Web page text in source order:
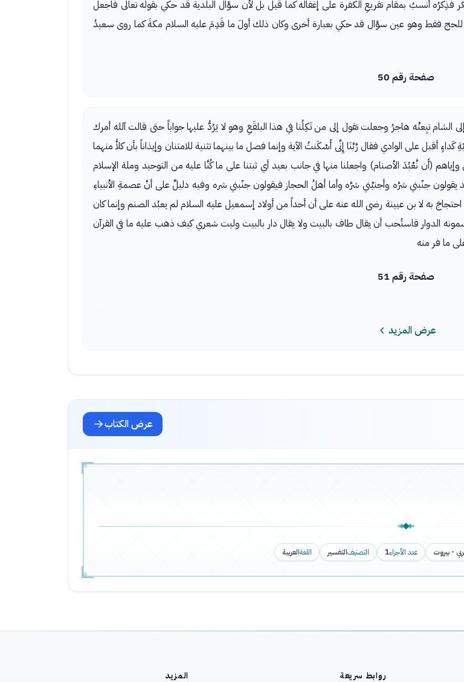
أنسبُ بمقام تقريعِ الكفرة على إغفاله كما قيل بل لأن سؤال البلدية قد حكي بقوله تعالى فاجعل
للحج فقط وهو عين سؤال قد حكي بعبارة أخرى وكان ذلك أولَ ما قَدِمَ عليه السلام مكةَ كما روى سعيدُ
صفحة رقم 50
إلى الشام تبِعتْه هاجرُ وجعلت تقول إلى من تَكِلُنا في هذا البلقَعِ وهو لا يَرُدُّ عليها جواباً حتى قالت آلله أمرك
على الوادي فقال رَّبَّنَا إِنَّى أَسْكَنتُ الآية وإنما فصل ما بينهما تثنية للامتنان وإيذاناً بأن كلاًّ منهما
(أَن نَّعْبُدَ الأصنام) واجعلنا منها في جانب بعيد أي ثبتنا على ما كُنَّا عليه من التوحيد وملة الإسلام
جنّبني شرَّه وأجنبْني شرَّه وأما أهلُ الحجاز فيقولون جنّبني شره وفيه دليلٌ على أنَّ عصمةِ الأنبياءِ
احتجاجَ به لا بن عيينة رضى الله عنه على أن أحداً من أولاد إسمعيل عليه السلام لم يعبُد الصنم وإنما كان
الدوار فاستُحب أن يقال طاف بالبيت ولا يقال دار بالبيت وليت شعري كيف ذهب عليه ما في القرآن
ما فر منه
صفحة رقم 51
عرض المزيد
عرض الكتاب
- بيروت عدد الأجزاء1 التصنيفالتفسير اللغةالعربية
روابط سريعة المزيد